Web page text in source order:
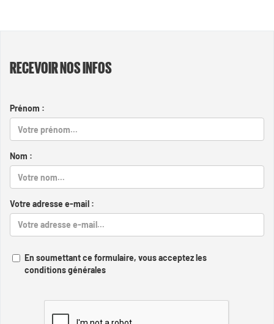
RECEVOIR NOS INFOS
Prénom :
Nom :
Votre adresse e-mail :
En soumettant ce formulaire, vous acceptez les
conditions générales